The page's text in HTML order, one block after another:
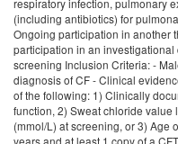
(including antibiotics) for
Ongoing participation in another
participation in an
screening Inclusion Criteria: -
diagnosis of CF - Clinical
of the following: 1) Clinically
function, 2) Sweat chloride
(mmol/L) at screening, or 3) Age
years and at least 1 copy of a